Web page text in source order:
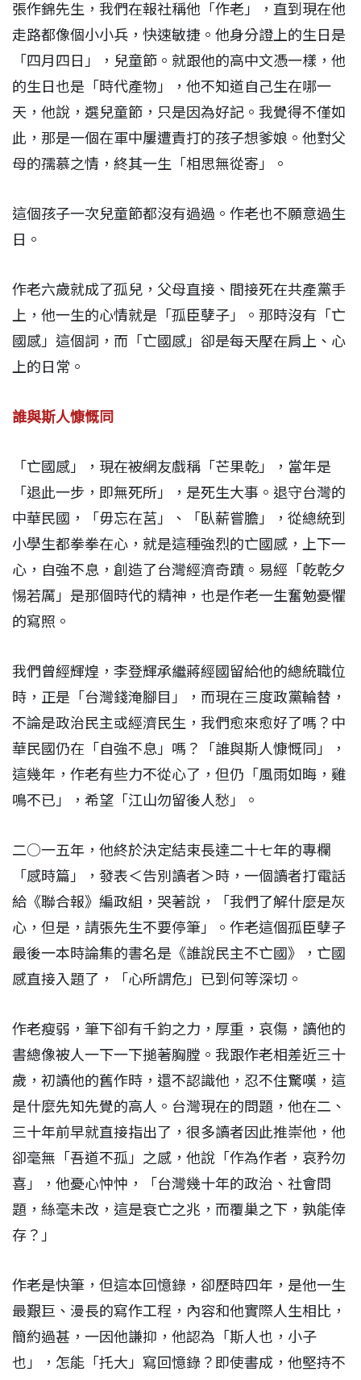
張作錦先生，我們在報社稱他「作老」，直到現在他
走路都像個小小兵，快速敏捷。他身分證上的生日是
「四月四日」，兒童節。就跟他的高中文憑一樣，他
的生日也是「時代產物」，他不知道自己生在哪一
天，他說，選兒童節，只是因為好記。我覺得不僅如
此，那是一個在軍中屢遭責打的孩子想爹娘。他對父
母的孺慕之情，終其一生「相思無從寄」。
這個孩子一次兒童節都沒有過過。作老也不願意過生
日。
作老六歲就成了孤兒，父母直接、間接死在共產黨手
上，他一生的心情就是「孤臣孽子」。那時沒有「亡
國感」這個詞，而「亡國感」卻是每天壓在肩上、心
上的日常。
誰與斯人慷慨同
「亡國感」，現在被網友戲稱「芒果乾」，當年是
「退此一步，即無死所」，是死生大事。退守台灣的
中華民國，「毋忘在莒」、「臥薪嘗膽」，從總統到
小學生都拳拳在心，就是這種強烈的亡國感，上下一
心，自強不息，創造了台灣經濟奇蹟。易經「乾乾夕
惕若厲」是那個時代的精神，也是作老一生奮勉憂懼
的寫照。
我們曾經輝煌，李登輝承繼蔣經國留給他的總統職位
時，正是「台灣錢淹腳目」，而現在三度政黨輪替，
不論是政治民主或經濟民生，我們愈來愈好了嗎？中
華民國仍在「自強不息」嗎？「誰與斯人慷慨同」，
這幾年，作老有些力不從心了，但仍「風雨如晦，雞
鳴不已」，希望「江山勿留後人愁」。
二○一五年，他終於決定結束長達二十七年的專欄
「感時篇」，發表＜告別讀者＞時，一個讀者打電話
給《聯合報》編政組，哭著說，「我們了解什麼是灰
心，但是，請張先生不要停筆」。作老這個孤臣孽子
最後一本時論集的書名是《誰說民主不亡國》，亡國
感直接入題了，「心所謂危」已到何等深切。
作老瘦弱，筆下卻有千鈞之力，厚重，哀傷，讀他的
書總像被人一下一下搥著胸膛。我跟作老相差近三十
歲，初讀他的舊作時，還不認識他，忍不住驚嘆，這
是什麼先知先覺的高人。台灣現在的問題，他在二、
三十年前早就直接指出了，很多讀者因此推崇他，他
卻毫無「吾道不孤」之感，他說「作為作者，哀矜勿
喜」，他憂心忡忡，「台灣幾十年的政治、社會問
題，絲毫未改，這是衰亡之兆，而覆巢之下，孰能倖
存？」
作老是快筆，但這本回憶錄，卻歷時四年，是他一生
最艱巨、漫長的寫作工程，內容和他實際人生相比，
簡約過甚，一因他謙抑，他認為「斯人也，小子
也」，怎能「托大」寫回憶錄？即使書成，他堅持不